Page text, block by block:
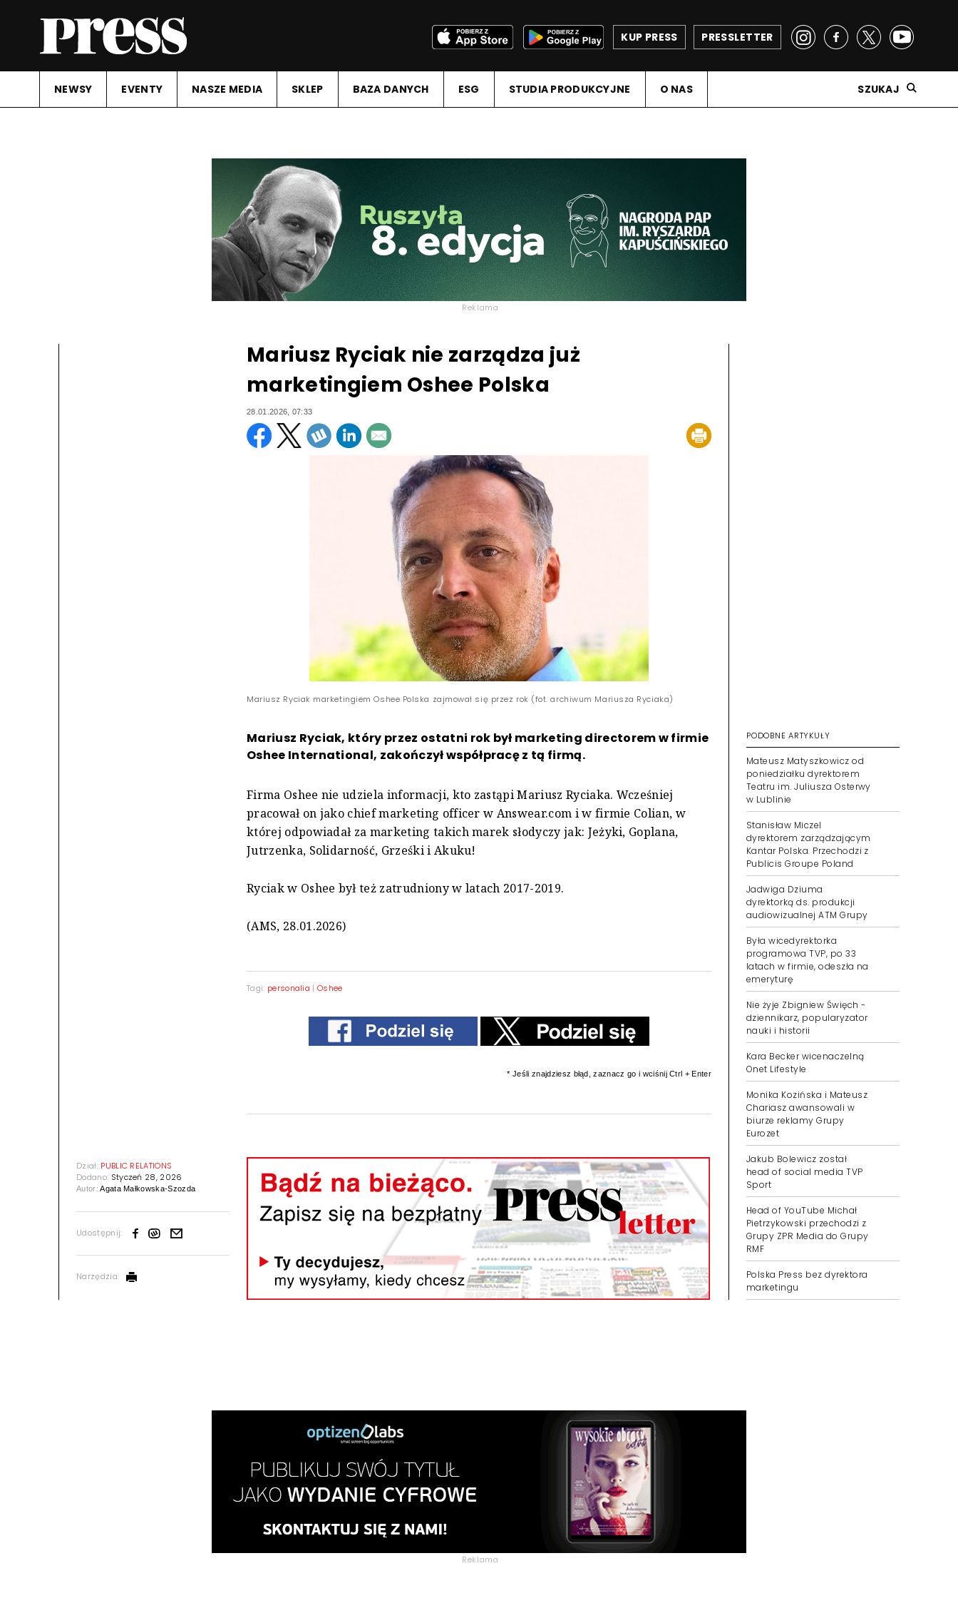
PRESSLETTER
KUP PRESS
NEWSY EVENTY NASZE MEDIA SKLEP BAZA DANYCH ESG STUDIA PRODUKCYJNE O NAS SZUKAJ
Reklama
Dział: PUBLIC RELATIONS
Dodano: Styczeń 28, 2026
Autor:Agata Małkowska-Szozda
Udostępnij:
Narzędzia:
Mariusz Ryciak nie zarządza już
marketingiem Oshee Polska
28.01.2026, 07:33
Mariusz Ryciak marketingiem Oshee Polska zajmował się przez rok (fot. archiwum Mariusza Ryciaka)
Mariusz Ryciak, który przez ostatni rok był marketing directorem w firmie
Oshee International, zakończył współpracę z tą firmą.
Firma Oshee nie udziela informacji, kto zastąpi Mariusz Ryciaka. Wcześniej
pracował on jako chief marketing officer w Answear.com i w firmie Colian, w
której odpowiadał za marketing takich marek słodyczy jak: Jeżyki, Goplana,
Jutrzenka, Solidarność, Grześki i Akuku!
Ryciak w Oshee był też zatrudniony w latach 2017-2019.
(AMS, 28.01.2026)
Tagi: personalia |Oshee
* Jeśli znajdziesz błąd, zaznacz go i wciśnij Ctrl + Enter
PODOBNE ARTYKUŁY
Mateusz Matyszkowicz od
poniedziałku dyrektorem
Teatru im. Juliusza Osterwy
w Lublinie
Stanisław Miczel
dyrektorem zarządzającym
Kantar Polska. Przechodzi z
Publicis Groupe Poland
Jadwiga Dziuma
dyrektorką ds. produkcji
audiowizualnej ATM Grupy
Była wicedyrektorka
programowa TVP, po 33
latach w firmie, odeszła na
emeryturę
Nie żyje Zbigniew Święch -
dziennikarz, popularyzator
nauki i historii
Kara Becker wicenaczelną
Onet Lifestyle
Monika Kozińska i Mateusz
Chariasz awansowali w
biurze reklamy Grupy
Eurozet
Jakub Bolewicz został
head of social media TVP
Sport
Head of YouTube Michał
Pietrzykowski przechodzi z
Grupy ZPR Media do Grupy
RMF
Polska Press bez dyrektora
marketingu
Reklama